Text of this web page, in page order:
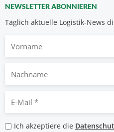
NEWSLETTER ABONNIEREN
Täglich aktuelle Logistik-News
Nachname
Mail
* Ich akzeptiere die